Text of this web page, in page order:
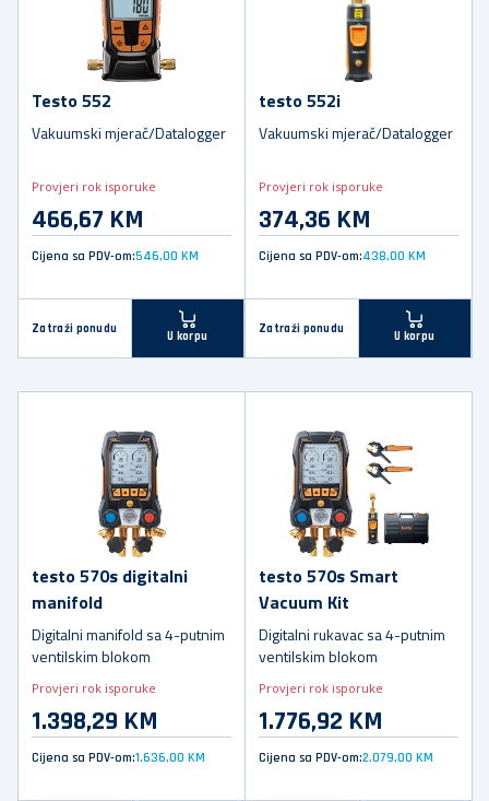
Testo 552
Vakuumski mjerač/Datalogger
Provjeri rok isporuke
466,67 KM
Cijena sa PDV-om:546,00 KM
Zatraži ponudu
U korpu
testo 552i
Vakuumski mjerač/Datalogger
Provjeri rok isporuke
374,36 KM
Cijena sa PDV-om:438,00 KM
Zatraži ponudu
U korpu
testo 570s digitalni
manifold
Digitalni manifold sa 4-putnim
ventilskim blokom
Provjeri rok isporuke
1.398,29 KM
Cijena sa PDV-om:1.636,00 KM
testo 570s Smart
Vacuum Kit
Digitalni rukavac sa 4-putnim
ventilskim blokom
Provjeri rok isporuke
1.776,92 KM
Cijena sa PDV-om:2.079,00 KM